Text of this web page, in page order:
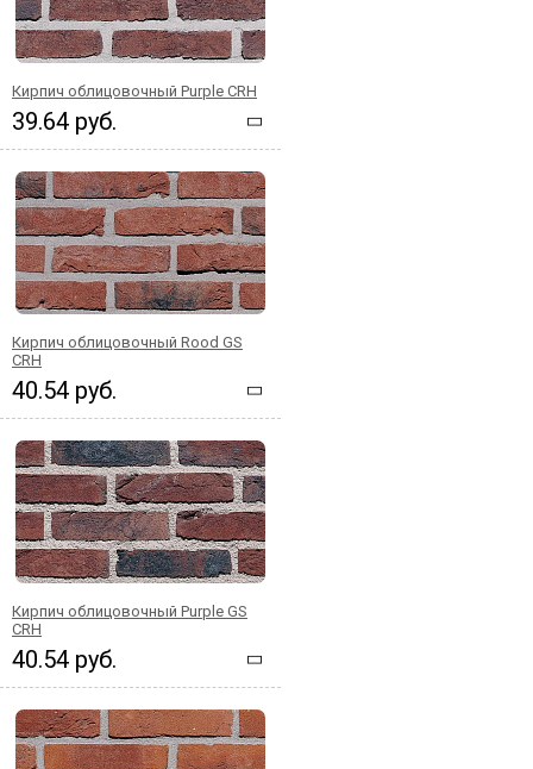
Кирпич облицовочный Purple CRH
39.64 руб.
Кирпич облицовочный Rood GS
CRH
40.54 руб.
Кирпич облицовочный Purple GS
CRH
40.54 руб.